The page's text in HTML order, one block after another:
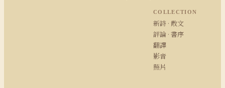
COLLECTION
新詩 · 散文
評論 · 書序
翻譯
影音
照片